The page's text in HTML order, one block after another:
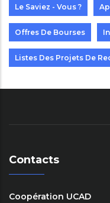
Le Saviez - Vous ?
Offres De Bourses
Listes Des Projets De
Contacts
Coopération UCAD